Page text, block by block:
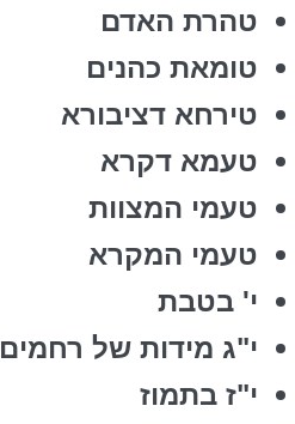
טהרת האדם
טומאת כהנים
טירחא דציבורא
טעמא דקרא
טעמי המצוות
טעמי המקרא
י' בטבת
י"ג מידות של רחמים
י"ז בתמוז